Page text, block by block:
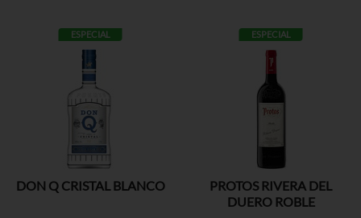
ESPECIAL
DON Q CRISTAL BLANCO
ESPECIAL
PROTOS RIVERA DEL
DUERO ROBLE